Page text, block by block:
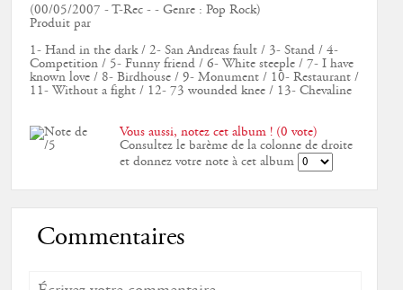
(00/05/2007 - T-Rec - - Genre : Pop Rock)
Produit par
1- Hand in the dark / 2- San Andreas fault / 3- Stand / 4-
Competition / 5- Funny friend / 6- White steeple / 7- I have
known love / 8- Birdhouse / 9- Monument / 10- Restaurant /
11- Without a fight / 12- 73 wounded knee / 13- Chevaline
Vous aussi, notez cet album ! (0 vote)
Consultez le barème de la colonne de droite
et donnez votre note à cet album
Commentaires